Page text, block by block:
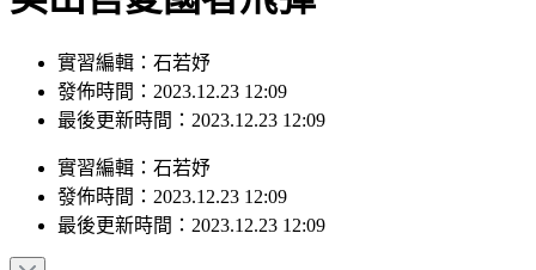
美出售愛國者飛彈
實習編輯：石若妤
發佈時間：2023.12.23 12:09
實習編輯 ： 石若妤
發佈時間：2023.12.23 12:09